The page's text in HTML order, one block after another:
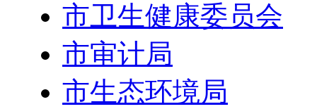
市卫生健康委员会
市审计局
市生态环境局